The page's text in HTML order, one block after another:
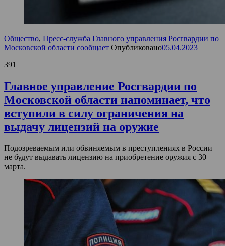
Общество, Пресс-служба Главного управления Росгвардии по
Московской области сообщает Опубликовано05.04.2023
391
Главное управление Росгвардии по
Московской области напоминает, что
вступили в силу ограничения на
выдачу лицензий на оружие
Подозреваемым или обвиняемым в преступлениях в России
не будут выдавать лицензию на приобретение оружия с 30
марта.